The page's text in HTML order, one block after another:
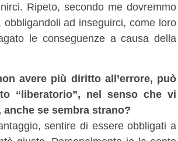
Ripeto, secondo me dovremmo
ad inseguirci, come loro
le conseguenze a causa della
avere più diritto all’errore, può
“liberatorio”, nel senso che vi
se sembra strano?
sentire di essere obbligati a